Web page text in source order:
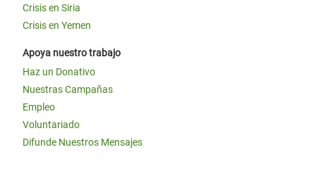
Crisis en Siria
Crisis en Yemen
Apoya nuestro trabajo
Haz un Donativo
Nuestras Campañas
Empleo
Voluntariado
Difunde Nuestros Mensajes